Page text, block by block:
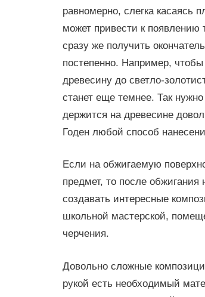
равномерно, слегка касаясь
может привести к
сразу же получить
постепенно. Например,
древесину до светло-
станет еще темнее. Так
держится на древесине
Годен любой способ
Если на обжигаемую
предмет, то после обжигания
создавать интересные
школьной мастерской,
черчения.
Довольно сложные
рукой есть необходимый